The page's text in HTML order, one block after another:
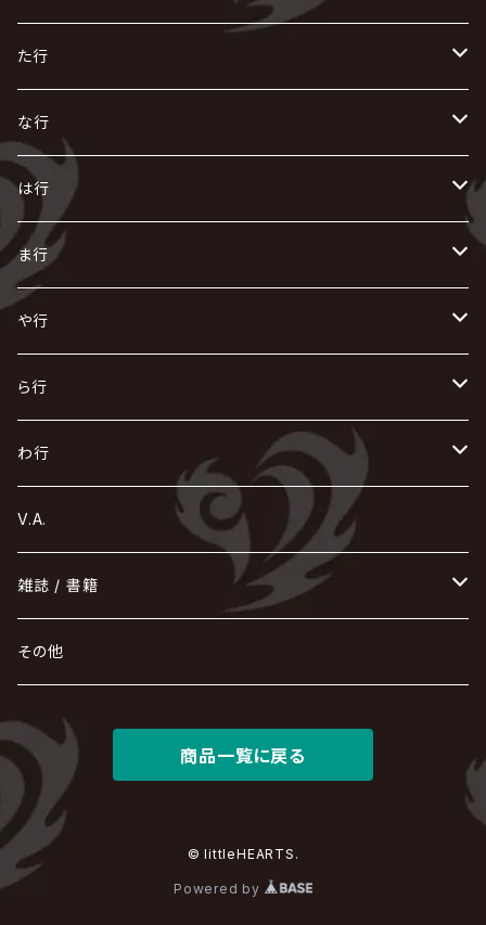
AIOLIN
AKIHIDE
ACME / アクメ
浅葱 / ASAGI
Azavana
Acid Black Cherry
アリス九號. / ALICE NINE. / A9
有村竜太朗
ΛrlequiΩ / アルルカン
IKUO
exist†trace
生熊耕治
Initial'L
INORAN
色々な十字架
168 / 葵-168-
う
VIRGE / ヴァージュ
Waive
Versailles
Verde/
え
ACE OF SPADES
X JAPAN
お
AURORIZE
OFIAM
怪人二十面奏
Kαin
kein
GACKT
KAKUMAY
the GazettE
GOTCHAROCKA
cali≠gari
河村隆一
き
KISAKI
キズ
KiD
gives
KIRITO / キリト
己龍
く
Crack6
グラビティ
黒夢
け
[ kei ] / 圭
仮病
こ
GOATBED
ゴールデンボンバー
さ
ザアザア
The THIRTEEN
Psycho le Cému
櫻井敦司
XANVALA
し
Zeke Deux
Z CLEAR
ジグソウ
シド
JAKIGAN MEISTER
Chanty
Janne Da Arc
す
Z CLEAR
超ジャシー
SPLENDID GOD GIRAFFE
SLAPSLY / CHIYU
せ
ゼラ
零[Hz]
そ
SOPHIA
ZOMBIE / ぞんび
た行
た
DASEIN
DAIGO
逹瑯
DAVID / SUI / 縁
DARRELL
ち
CHAQLA.
つ
て
D
DIAURA
DEXCORE
TAKE NO BREAK
DEZERT
と
東京花嫁
Tourbillon
Dolly
TЯicKY
な行
な
NIGHTMARE
NAZARE
に
NiEL
NICOLAS
ぬ
nurié
ね
NETH PRIERE CAIN
NEVERLAND
の
NoGoD
NOCTURNAL BLOODLUST
は行
は
heidi.
H.U.G
薔薇の宮殿
BAROQUE
ひ
HERO
美炎-BIEN-
HIDE-ZOU
ビバラッシュ
ふ
Far East Dizain
Fatüm
Plastic Tree
Frantic EMIRY
Blu-BiLLioN
へ
BabyKingdom
THE BEETHOVEN
HELLBROTH / ヘルブロス
The Benjamin
ペンタゴン
ほ
POIDOL
HOLLOWGRAM
ま行
ま
THE MICRO HEAD 4N'S
MAO / マオ from SID
マツタケワークス
摩天楼オペラ
THE MADNA
み
未完成アリス
ミスイ
美良政次
MIRAGE
む
MUCC / ムック
め
メトロノーム
MERRY / メリー
も
THE MORTAL
最上川司
や行
や
ヤミテラ / 外道反逆者ヤミテラ
ゆ
YUKIYA / 藤田幸也
ユナイト
よ
ら行
ら
rice
Rides In ReVellion
La'veil MizeriA
LAB.THE BASEMENT / ラボ ザ ベヰスメント
RAN / 蘭
り
Leetspeak monsters
Ricky
RENAME
LIBRAVEL / リブラヴェル
る
Ruiza
LUNA SEA
れ
the Raid.
REIGN
Royz
ロマン急行
わ行
わ
wyse
我が為
V.A.
雑誌 / 書籍
hévn
ROCK AND READ
その他
商品一覧に戻る
© littleHEARTS.
Powered by